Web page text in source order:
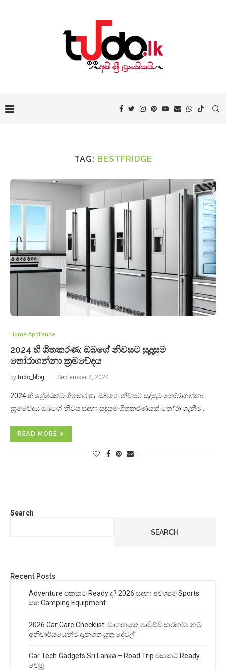
TAG: BESTFRIDGE
Home Appliance
2024 හි ශීතකරණ: ඔබගේ නිවසට සුදුසුම
තෝරාගන්නා ක්‍රමවේදය
bytudo_blog September 2, 2024
2024 හි ශ්‍රේෂ්ඨතම ශීතකරණ: ඔබගේ නිවසට සුදුසුම තෝරාගන්නා
ක්‍රමවේදය ඔබගේ නිවස සඳහා සුදුසුම ශීතකරණයක් තෝරා ගැනීම…
READ MORE
Search
SEARCH
Recent Posts
Adventure එකකට Ready ද? 2026 සඳහා අවශ්‍යම Sports
සහ Camping Equipment
2026 Car Care Checklist: වාහනයක් පාවිච්චි කරනවා නම්
අනිවාර්යයෙන්ම දැනගත යුතු දේවල්
Car Tech Gadgets Sri Lanka – Road Trip එකකට Ready
වෙමු